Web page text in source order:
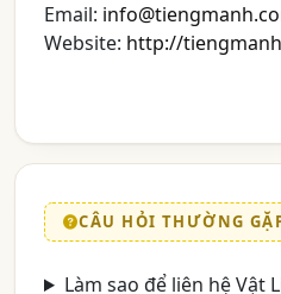
Email:
Website: http://
CÂU HỎI THƯỜNG
Làm sao để liên hệ Vật